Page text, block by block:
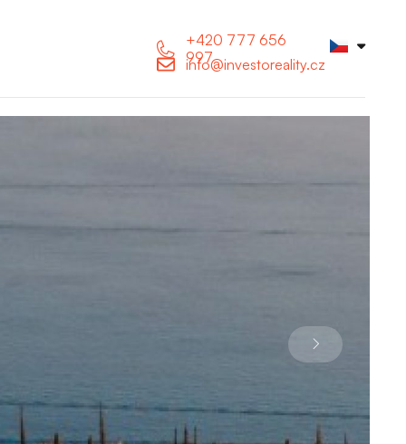
+420 777 656
997
info@investoreality.cz